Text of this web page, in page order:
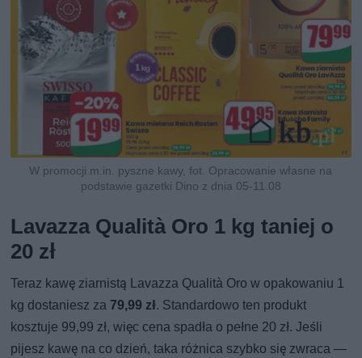
W promocji m.in. pyszne kawy, fot. Opracowanie własne na
podstawie gazetki Dino z dnia 05-11.08
Lavazza Qualità Oro 1 kg taniej o
20 zł
Teraz kawę ziarnistą Lavazza Qualità Oro w opakowaniu 1
kg dostaniesz za 79,99 zł. Standardowo ten produkt
kosztuje 99,99 zł, więc cena spadła o pełne 20 zł. Jeśli
pijesz kawę na co dzień, taka różnica szybko się zwraca —